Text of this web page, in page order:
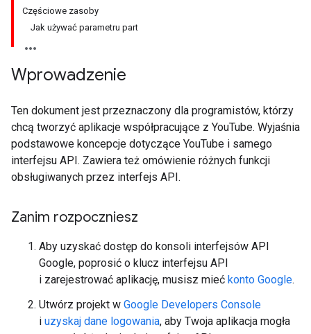
Częściowe zasoby
Jak używać parametru part
Wprowadzenie
Ten dokument jest przeznaczony dla programistów, którzy
chcą tworzyć aplikacje współpracujące z YouTube. Wyjaśnia
podstawowe koncepcje dotyczące YouTube i samego
interfejsu API. Zawiera też omówienie różnych funkcji
obsługiwanych przez interfejs API.
Zanim rozpoczniesz
Aby uzyskać dostęp do konsoli interfejsów API
Google, poprosić o klucz interfejsu API
i zarejestrować aplikację, musisz mieć konto Google.
Utwórz projekt w Google Developers Console
i uzyskaj dane logowania, aby Twoja aplikacja mogła